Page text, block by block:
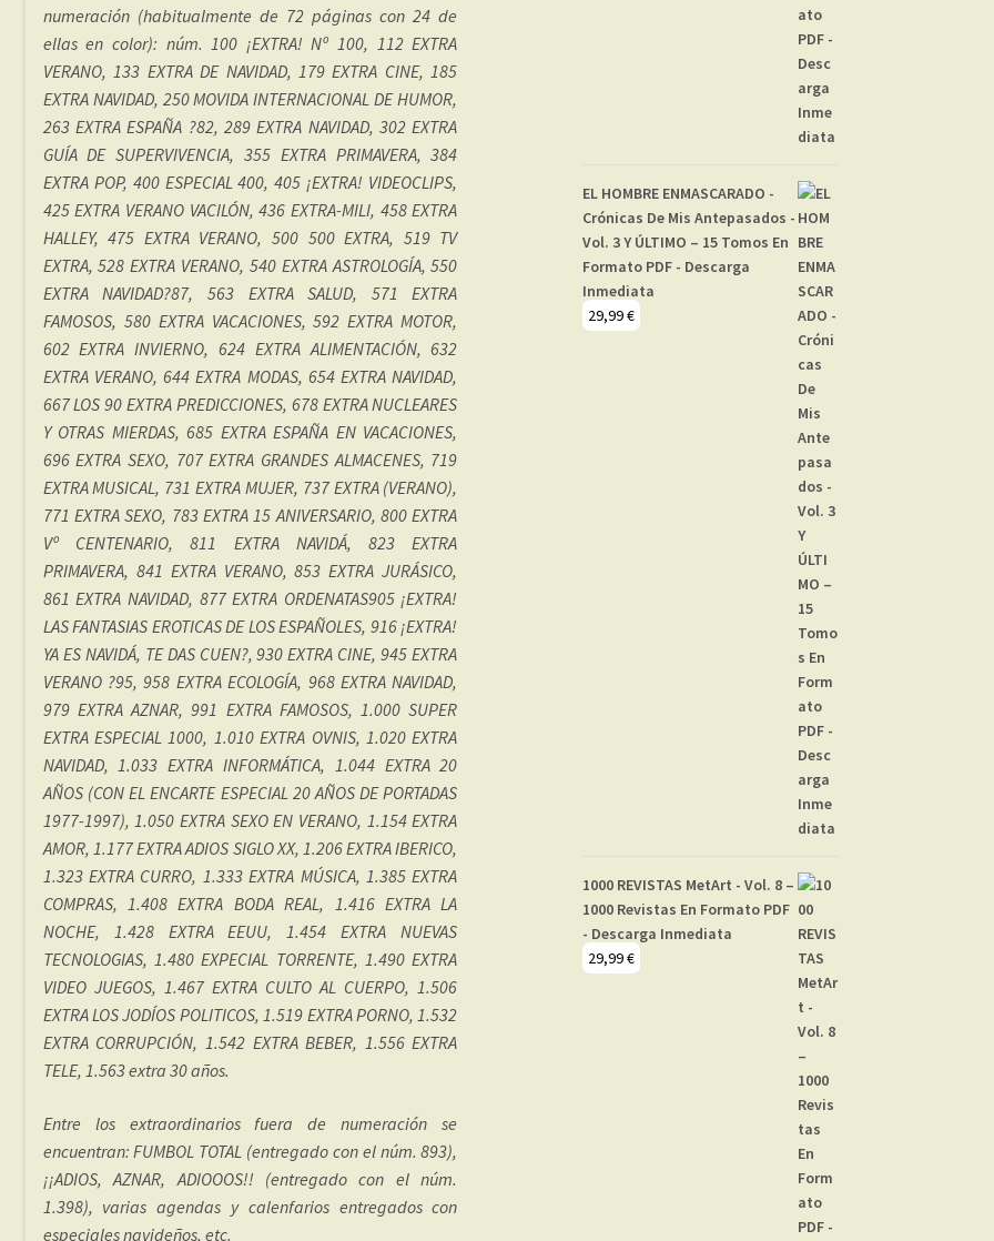
numeración (habitualmente de 72 páginas con 24 de
ellas en color): núm. 100 ¡EXTRA! Nº 100, 112 EXTRA
VERANO, 133 EXTRA DE NAVIDAD, 179 EXTRA CINE, 185
EXTRA NAVIDAD, 250 MOVIDA INTERNACIONAL DE HUMOR,
263 EXTRA ESPAÑA ?82, 289 EXTRA NAVIDAD, 302 EXTRA
GUÍA DE SUPERVIVENCIA, 355 EXTRA PRIMAVERA, 384
EXTRA POP, 400 ESPECIAL 400, 405 ¡EXTRA! VIDEOCLIPS,
425 EXTRA VERANO VACILÓN, 436 EXTRA-MILI, 458 EXTRA
HALLEY, 475 EXTRA VERANO, 500 500 EXTRA, 519 TV
EXTRA, 528 EXTRA VERANO, 540 EXTRA ASTROLOGÍA, 550
EXTRA NAVIDAD?87, 563 EXTRA SALUD, 571 EXTRA
FAMOSOS, 580 EXTRA VACACIONES, 592 EXTRA MOTOR,
602 EXTRA INVIERNO, 624 EXTRA ALIMENTACIÓN, 632
EXTRA VERANO, 644 EXTRA MODAS, 654 EXTRA NAVIDAD,
667 LOS 90 EXTRA PREDICCIONES, 678 EXTRA NUCLEARES
Y OTRAS MIERDAS, 685 EXTRA ESPAÑA EN VACACIONES,
696 EXTRA SEXO, 707 EXTRA GRANDES ALMACENES, 719
EXTRA MUSICAL, 731 EXTRA MUJER, 737 EXTRA (VERANO),
771 EXTRA SEXO, 783 EXTRA 15 ANIVERSARIO, 800 EXTRA
Vº CENTENARIO, 811 EXTRA NAVIDÁ, 823 EXTRA
PRIMAVERA, 841 EXTRA VERANO, 853 EXTRA JURÁSICO,
861 EXTRA NAVIDAD, 877 EXTRA ORDENATAS905 ¡EXTRA!
LAS FANTASIAS EROTICAS DE LOS ESPAÑOLES, 916 ¡EXTRA!
YA ES NAVIDÁ, TE DAS CUEN?, 930 EXTRA CINE, 945 EXTRA
VERANO ?95, 958 EXTRA ECOLOGÍA, 968 EXTRA NAVIDAD,
979 EXTRA AZNAR, 991 EXTRA FAMOSOS, 1.000 SUPER
EXTRA ESPECIAL 1000, 1.010 EXTRA OVNIS, 1.020 EXTRA
NAVIDAD, 1.033 EXTRA INFORMÁTICA, 1.044 EXTRA 20
AÑOS (CON EL ENCARTE ESPECIAL 20 AÑOS DE PORTADAS
1977-1997), 1.050 EXTRA SEXO EN VERANO, 1.154 EXTRA
AMOR, 1.177 EXTRA ADIOS SIGLO XX, 1.206 EXTRA IBERICO,
1.323 EXTRA CURRO, 1.333 EXTRA MÚSICA, 1.385 EXTRA
COMPRAS, 1.408 EXTRA BODA REAL, 1.416 EXTRA LA
NOCHE, 1.428 EXTRA EEUU, 1.454 EXTRA NUEVAS
TECNOLOGIAS, 1.480 EXPECIAL TORRENTE, 1.490 EXTRA
VIDEO JUEGOS, 1.467 EXTRA CULTO AL CUERPO, 1.506
EXTRA LOS JODÍOS POLITICOS, 1.519 EXTRA PORNO, 1.532
EXTRA CORRUPCIÓN, 1.542 EXTRA BEBER, 1.556 EXTRA
TELE, 1.563 extra 30 años.
Entre los extraordinarios fuera de numeración se
encuentran: FUMBOL TOTAL (entregado con el núm. 893),
¡¡ADIOS, AZNAR, ADIOOOS!! (entregado con el núm.
1.398), varias agendas y calenfarios entregados con
especiales navideños, etc.
EL HOMBRE ENMASCARADO -
Crónicas De Mis Antepasados -
Vol. 3 Y ÚLTIMO – 15 Tomos En
Formato PDF - Descarga
Inmediata
29,99€
1000 REVISTAS MetArt - Vol. 8 –
1000 Revistas En Formato PDF
- Descarga Inmediata
29,99€